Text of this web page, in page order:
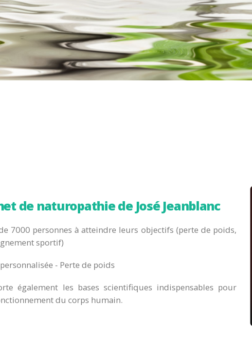
de naturopathie de José Jeanblanc
7000 personnes à atteindre leurs objectifs (perte de poids,
sportif)
- Perte de poids
également les bases scientifiques indispensables pour
du corps humain.